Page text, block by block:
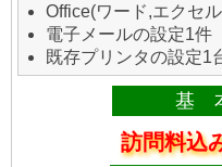
Office(ワード,エクセ
電子メールの設定1件
既存プリンタの設定1
基
訪問料込